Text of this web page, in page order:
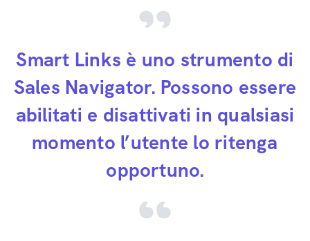
Smart Links è uno strumento di
Sales Navigator. Possono essere
abilitati e disattivati in qualsiasi
momento l’utente lo ritenga
opportuno.